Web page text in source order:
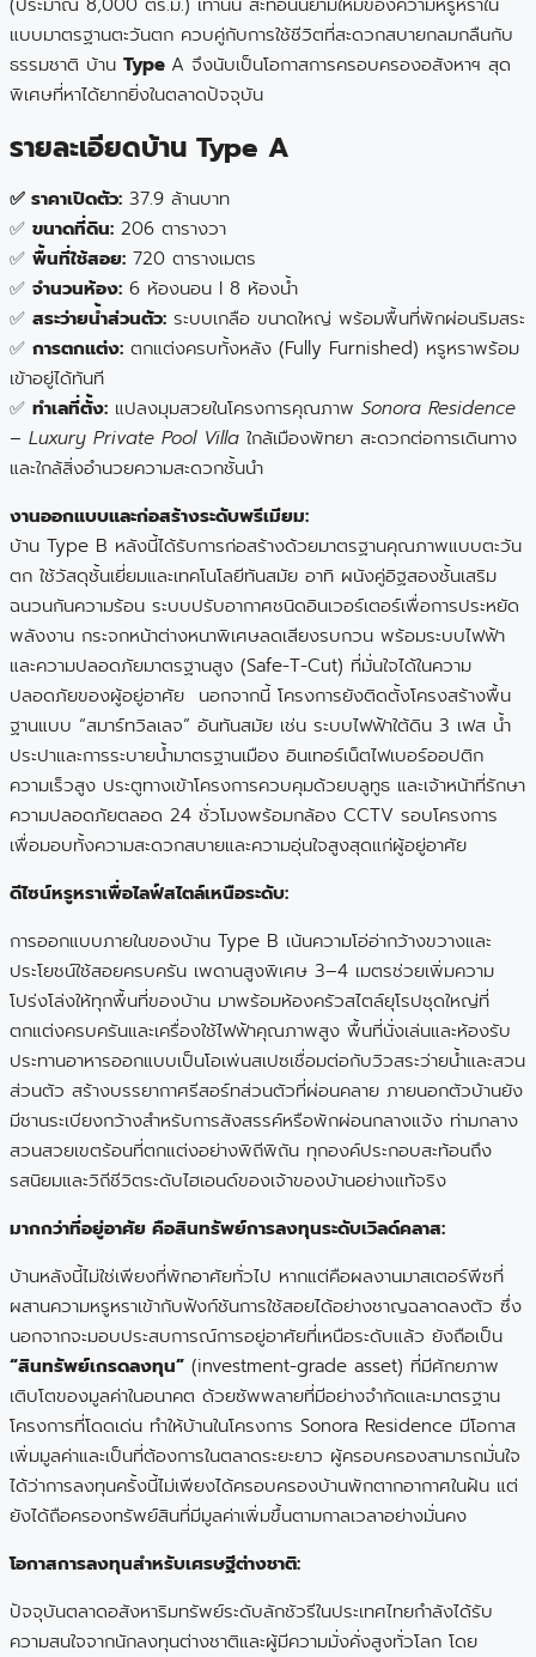
แบบมาตรฐานตะวันตก ควบคู่กับการใช้ชีวิตที่สะดวกสบายกลมกลืนกับ
ธรรมชาติ บ้าน Type A จึงนับเป็นโอกาสการครอบครองอสังหาฯ สุด
พิเศษที่หาได้ยากยิ่งในตลาดปัจจุบัน
รายละเอียดบ้าน Type A
✅ ราคาเปิดตัว: 37.9 ล้านบาท
✅ ขนาดที่ดิน: 206 ตารางวา
✅ พื้นที่ใช้สอย: 720 ตารางเมตร
✅ จำนวนห้อง: 6 ห้องนอน I 8 ห้องน้ำ
✅ สระว่ายน้ำส่วนตัว: ระบบเกลือ ขนาดใหญ่ พร้อมพื้นที่พักผ่อนริมสระ
✅ การตกแต่ง: ตกแต่งครบทั้งหลัง (Fully Furnished) หรูหราพร้อม
เข้าอยู่ได้ทันที
✅ ทำเลที่ตั้ง: แปลงมุมสวยในโครงการคุณภาพ Sonora Residence
– Luxury Private Pool Villa ใกล้เมืองพัทยา สะดวกต่อการเดินทาง
และใกล้สิ่งอำนวยความสะดวกชั้นนำ
งานออกแบบและก่อสร้างระดับพรีเมียม:
บ้าน Type B หลังนี้ได้รับการก่อสร้างด้วยมาตรฐานคุณภาพแบบตะวัน
ตก ใช้วัสดุชั้นเยี่ยมและเทคโนโลยีทันสมัย อาทิ ผนังคู่อิฐสองชั้นเสริม
ฉนวนกันความร้อน ระบบปรับอากาศชนิดอินเวอร์เตอร์เพื่อการประหยัด
พลังงาน กระจกหน้าต่างหนาพิเศษลดเสียงรบกวน พร้อมระบบไฟฟ้า
และความปลอดภัยมาตรฐานสูง (Safe-T-Cut) ที่มั่นใจได้ในความ
ปลอดภัยของผู้อยู่อาศัย นอกจากนี้ โครงการยังติดตั้งโครงสร้างพื้น
ฐานแบบ “สมาร์ทวิลเลจ” อันทันสมัย เช่น ระบบไฟฟ้าใต้ดิน 3 เฟส น้ำ
ประปาและการระบายน้ำมาตรฐานเมือง อินเทอร์เน็ตไฟเบอร์ออปติก
ความเร็วสูง ประตูทางเข้าโครงการควบคุมด้วยบลูทูธ และเจ้าหน้าที่รักษา
ความปลอดภัยตลอด 24 ชั่วโมงพร้อมกล้อง CCTV รอบโครงการ
เพื่อมอบทั้งความสะดวกสบายและความอุ่นใจสูงสุดแก่ผู้อยู่อาศัย
ดีไซน์หรูหราเพื่อไลฟ์สไตล์เหนือระดับ:
การออกแบบภายในของบ้าน Type B เน้นความโอ่อ่ากว้างขวางและ
ประโยชน์ใช้สอยครบครัน เพดานสูงพิเศษ 3–4 เมตรช่วยเพิ่มความ
โปร่งโล่งให้ทุกพื้นที่ของบ้าน มาพร้อมห้องครัวสไตล์ยุโรปชุดใหญ่ที่
ตกแต่งครบครันและเครื่องใช้ไฟฟ้าคุณภาพสูง พื้นที่นั่งเล่นและห้องรับ
ประทานอาหารออกแบบเป็นโอเพ่นสเปซเชื่อมต่อกับวิวสระว่ายน้ำและสวน
ส่วนตัว สร้างบรรยากาศรีสอร์ทส่วนตัวที่ผ่อนคลาย ภายนอกตัวบ้านยัง
มีชานระเบียงกว้างสำหรับการสังสรรค์หรือพักผ่อนกลางแจ้ง ท่ามกลาง
สวนสวยเขตร้อนที่ตกแต่งอย่างพิถีพิถัน ทุกองค์ประกอบสะท้อนถึง
รสนิยมและวิถีชีวิตระดับไฮเอนด์ของเจ้าของบ้านอย่างแท้จริง
มากกว่าที่อยู่อาศัย คือสินทรัพย์การลงทุนระดับเวิลด์คลาส:
บ้านหลังนี้ไม่ใช่เพียงที่พักอาศัยทั่วไป หากแต่คือผลงานมาสเตอร์พีซที่
ผสานความหรูหราเข้ากับฟังก์ชันการใช้สอยได้อย่างชาญฉลาดลงตัว ซึ่ง
นอกจากจะมอบประสบการณ์การอยู่อาศัยที่เหนือระดับแล้ว ยังถือเป็น
“สินทรัพย์เกรดลงทุน” (investment-grade asset) ที่มีศักยภาพ
เติบโตของมูลค่าในอนาคต ด้วยซัพพลายที่มีอย่างจำกัดและมาตรฐาน
โครงการที่โดดเด่น ทำให้บ้านในโครงการ Sonora Residence มีโอกาส
เพิ่มมูลค่าและเป็นที่ต้องการในตลาดระยะยาว ผู้ครอบครองสามารถมั่นใจ
ได้ว่าการลงทุนครั้งนี้ไม่เพียงได้ครอบครองบ้านพักตากอากาศในฝัน แต่
ยังได้ถือครองทรัพย์สินที่มีมูลค่าเพิ่มขึ้นตามกาลเวลาอย่างมั่นคง
โอกาสการลงทุนสำหรับเศรษฐีต่างชาติ:
ปัจจุบันตลาดอสังหาริมทรัพย์ระดับลักชัวรีในประเทศไทยกำลังได้รับ
ความสนใจจากนักลงทุนต่างชาติและผู้มีความมั่งคั่งสูงทั่วโลก โดย